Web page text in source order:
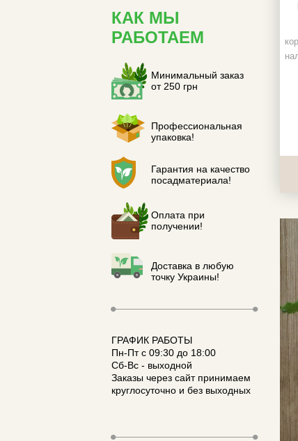
КАК МЫ
РАБОТАЕМ
Минимальный заказ
от 250 грн
Профессиональная
упаковка!
Гарантия на качество
посадматериала!
Оплата при
получении!
Доставка в любую
точку Украины!
ГРАФИК РАБОТЫ
Пн-Пт с 09:30 до 18:00
Сб-Вс - выходной
Заказы через сайт принимаем
круглосуточно и без выходных